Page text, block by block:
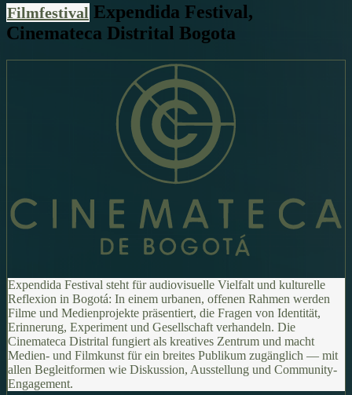
Filmfestival Expendida Festival,
Cinemateca Distrital Bogota
Expendida Festival steht für audiovisuelle Vielfalt und kulturelle
Reflexion in Bogotá: In einem urbanen, offenen Rahmen werden
Filme und Medienprojekte präsentiert, die Fragen von Identität,
Erinnerung, Experiment und Gesellschaft verhandeln. Die
Cinemateca Distrital fungiert als kreatives Zentrum und macht
Medien- und Filmkunst für ein breites Publikum zugänglich — mit
allen Begleitformen wie Diskussion, Ausstellung und Community-
Engagement.